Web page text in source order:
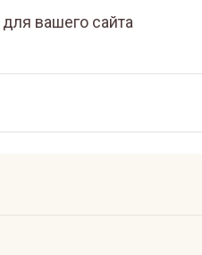
вашего сайта